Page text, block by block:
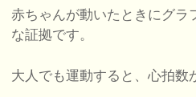
赤ちゃんが動いたときにグラ
な証拠です。
大人でも運動すると、心拍数